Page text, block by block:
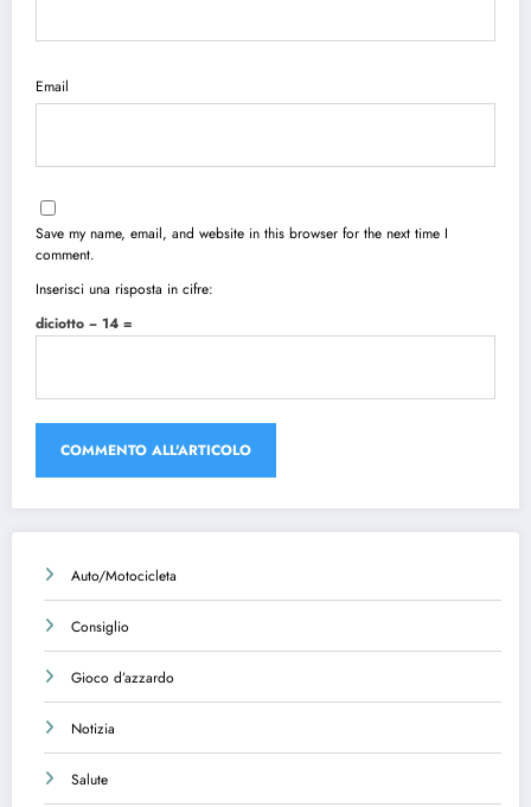
Email
Save my name, email, and website in this browser for the next time I
comment.
Inserisci una risposta in cifre:
diciotto − 14 =
Auto/Motocicleta
Consiglio
Gioco d’azzardo
Notizia
Salute